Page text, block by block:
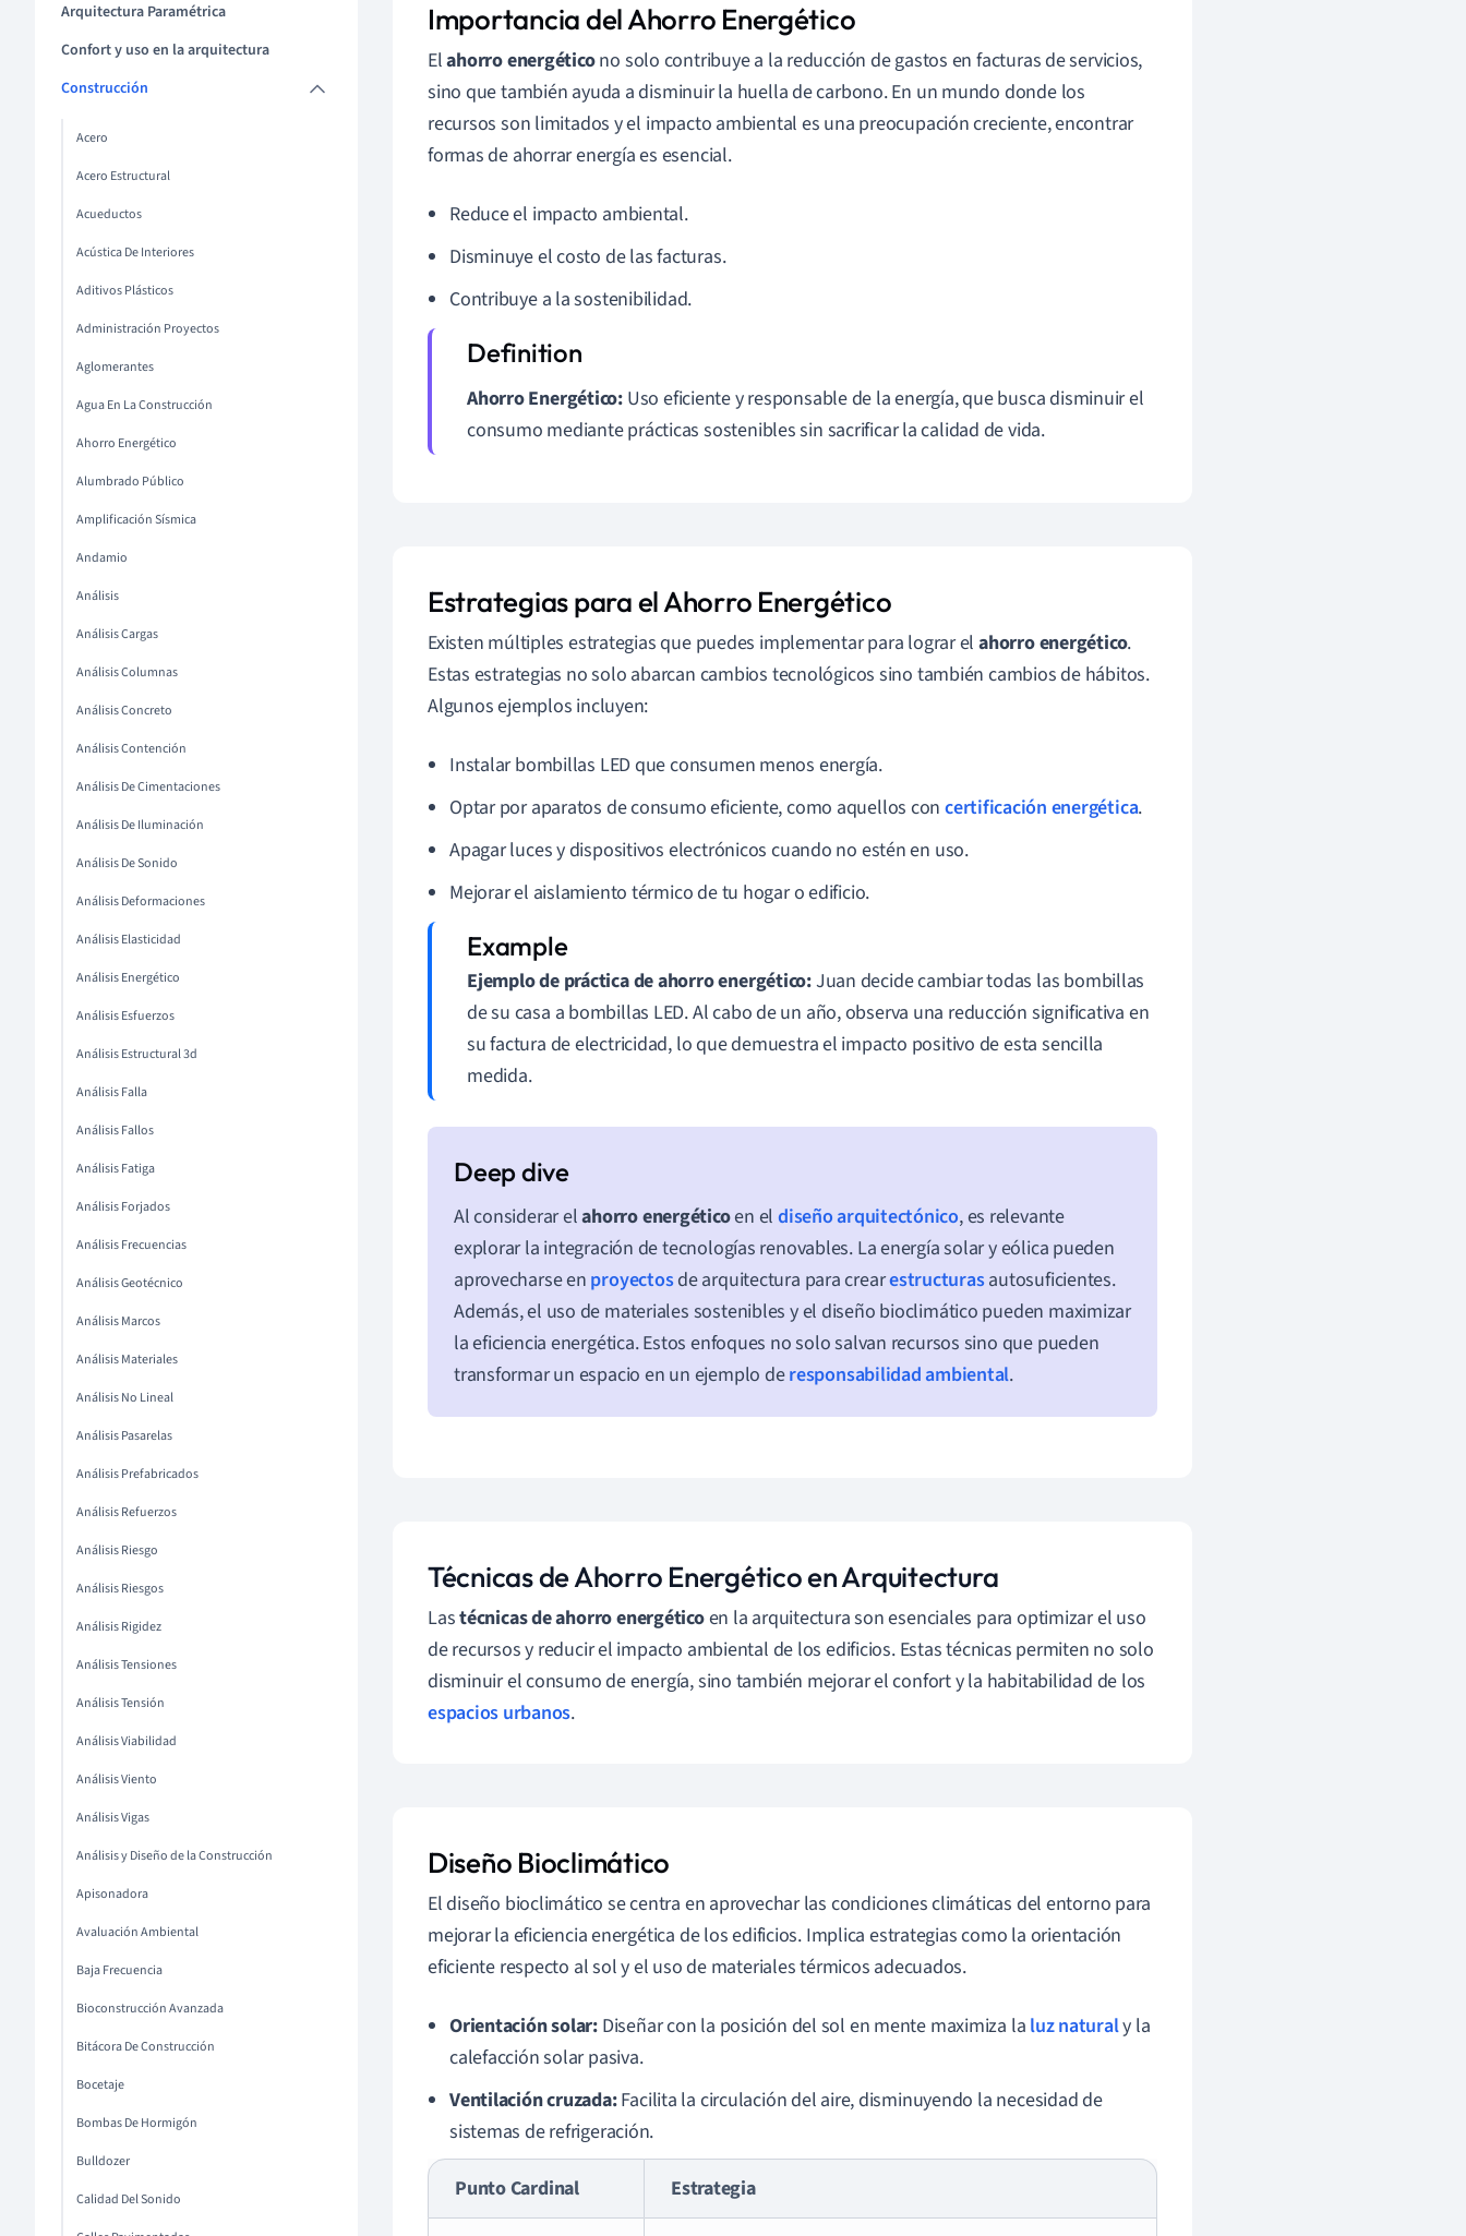
Arquitectura Paramétrica
Confort y uso en la arquitectura
Construcción
Acero
Acero Estructural
Acueductos
Acústica De Interiores
Aditivos Plásticos
Administración Proyectos
Aglomerantes
Agua En La Construcción
Ahorro Energético
Alumbrado Público
Amplificación Sísmica
Andamio
Análisis
Análisis Cargas
Análisis Columnas
Análisis Concreto
Análisis Contención
Análisis De Cimentaciones
Análisis De Iluminación
Análisis De Sonido
Análisis Deformaciones
Análisis Elasticidad
Análisis Energético
Análisis Esfuerzos
Análisis Estructural 3d
Análisis Falla
Análisis Fallos
Análisis Fatiga
Análisis Forjados
Análisis Frecuencias
Análisis Geotécnico
Análisis Marcos
Análisis Materiales
Análisis No Lineal
Análisis Pasarelas
Análisis Prefabricados
Análisis Refuerzos
Análisis Riesgo
Análisis Riesgos
Análisis Rigidez
Análisis Tensiones
Análisis Tensión
Análisis Viabilidad
Análisis Viento
Análisis Vigas
Análisis y Diseño de la Construcción
Apisonadora
Avaluación Ambiental
Baja Frecuencia
Bioconstrucción Avanzada
Bitácora De Construcción
Bocetaje
Bombas De Hormigón
Bulldozer
Calidad Del Sonido
Importancia del Ahorro Energético
Elahorro energéticono solo contribuye a la reducción de gastos en facturas de servicios,
sino que también ayuda a disminuir la huella de carbono. En un mundo donde los
recursos son limitados y el impacto ambiental es una preocupación creciente, encontrar
formas de ahorrar energía es esencial.
Reduce el impacto ambiental.
Disminuye el costo de las facturas.
Contribuye a la sostenibilidad.
Ahorro Energético: Uso eficiente y responsable de la energía, que busca disminuir el
consumo mediante prácticas sostenibles sin sacrificar la calidad de vida.
Estrategias para el Ahorro Energético
Existen múltiples estrategias que puedes implementar para lograr elahorro energético.
Estas estrategias no solo abarcan cambios tecnológicos sino también cambios de hábitos.
Algunos ejemplos incluyen:
Instalar bombillas LED que consumen menos energía.
Optar por aparatos de consumo eficiente, como aquellos concertificación energética.
Apagar luces y dispositivos electrónicos cuando no estén en uso.
Mejorar el aislamiento térmico de tu hogar o edificio.
Ejemplo de práctica de ahorro energético:Juan decide cambiar todas las bombillas
de su casa a bombillas LED. Al cabo de un año, observa una reducción significativa en
su factura de electricidad, lo que demuestra el impacto positivo de esta sencilla
medida.
Al considerar elahorro energéticoen el diseño arquitectónico, es relevante
explorar la integración de tecnologías renovables. La energía solar y eólica pueden
aprovecharse en proyectosde arquitectura para crearestructurasautosuficientes.
Además, el uso de materiales sostenibles y el diseño bioclimático pueden maximizar
la eficiencia energética. Estos enfoques no solo salvan recursos sino que pueden
transformar un espacio en un ejemplo deresponsabilidad ambiental.
Técnicas de Ahorro Energético en Arquitectura
Lastécnicas de ahorro energéticoen la arquitectura son esenciales para optimizar el uso
de recursos y reducir el impacto ambiental de los edificios. Estas técnicas permiten no solo
disminuir el consumo de energía, sino también mejorar el confort y la habitabilidad de los
espacios urbanos.
Diseño Bioclimático
El diseño bioclimático se centra en aprovechar las condiciones climáticas del entorno para
mejorar la eficiencia energética de los edificios. Implica estrategias como la orientación
eficiente respecto al sol y el uso de materiales térmicos adecuados.
Orientación solar: Diseñar con la posición del sol en mente maximiza la luz naturaly la
calefacción solar pasiva.
Ventilación cruzada:Facilita la circulación del aire, disminuyendo la necesidad de
sistemas de refrigeración.
Punto Cardinal Estrategia